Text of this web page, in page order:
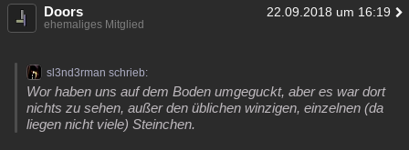
Doors 22.09.2018 um 16:19
ehemaliges Mitglied
sl3nd3rman schrieb:
Wor haben uns auf dem Boden umgeguckt, aber es war dort
nichts zu sehen, außer den üblichen winzigen, einzelnen (da
liegen nicht viele) Steinchen.